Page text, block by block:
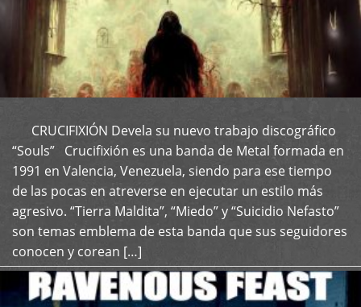
CRUCIFIXIÓN Devela su nuevo trabajo discográfico
“Souls” Crucifixión es una banda de Metal formada en
1991 en Valencia, Venezuela, siendo para ese tiempo
de las pocas en atreverse en ejecutar un estilo más
agresivo. “Tierra Maldita”, “Miedo” y “Suicidio Nefasto”
son temas emblema de esta banda que sus seguidores
conocen y corean […]
+